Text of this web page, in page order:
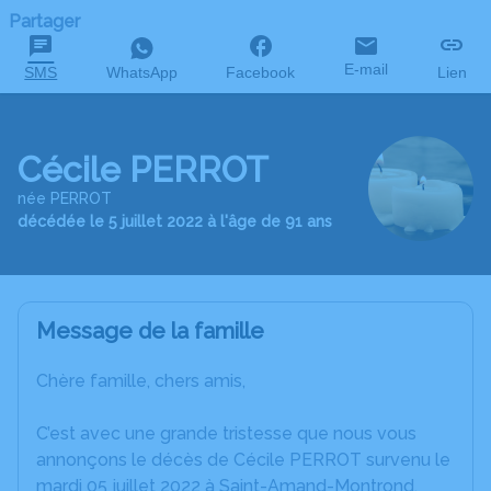
Partager
SMS WhatsApp Facebook E-mail Lien
Cécile PERROT
née PERROT
décédée le 5 juillet 2022 à l'âge de 91 ans
Message de la famille
Chère famille, chers amis,
C’est avec une grande tristesse que nous vous
annonçons le décès de Cécile PERROT survenu le
mardi 05 juillet 2022 à Saint-Amand-Montrond.